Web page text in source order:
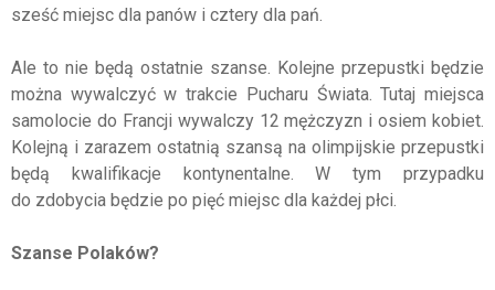
sześć miejsc dla panów i cztery dla pań.
Ale to nie będą ostatnie szanse. Kolejne przepustki będzie
można wywalczyć w trakcie Pucharu Świata. Tutaj miejsca
samolocie do Francji wywalczy 12 mężczyzn i osiem kobiet.
Kolejną i zarazem ostatnią szansą na olimpijskie przepustki
będą kwalifikacje kontynentalne. W tym przypadku
do zdobycia będzie po pięć miejsc dla każdej płci.
Szanse Polaków?